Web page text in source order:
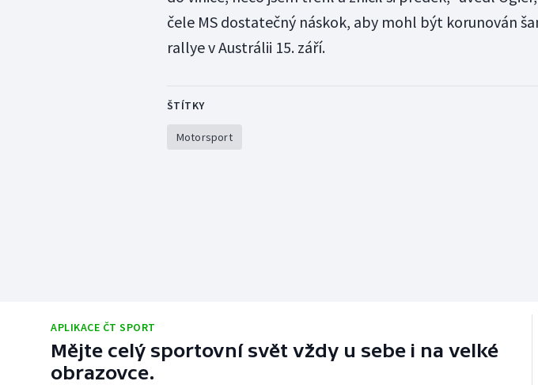
čele MS dostatečný náskok, aby mohl být korunován
rallye v Austrálii 15. září.
ŠTÍTKY
Motorsport
APLIKACE ČT SPORT
Mějte celý sportovní svět vždy u sebe i na velké
obrazovce.